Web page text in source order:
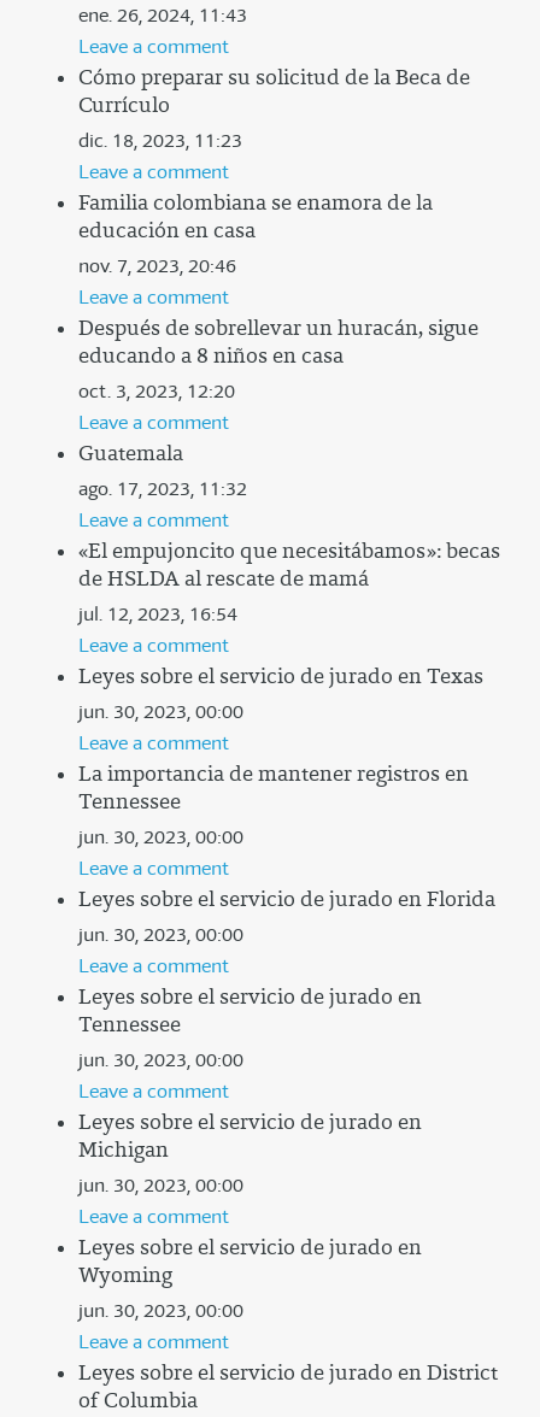
ene. 26, 2024, 11:43
Leave a comment
Cómo preparar su solicitud de la Beca de
Currículo
dic. 18, 2023, 11:23
Leave a comment
Familia colombiana se enamora de la
educación en casa
nov. 7, 2023, 20:46
Leave a comment
Después de sobrellevar un huracán, sigue
educando a 8 niños en casa
oct. 3, 2023, 12:20
Leave a comment
Guatemala
ago. 17, 2023, 11:32
Leave a comment
«El empujoncito que necesitábamos»: becas
de HSLDA al rescate de mamá
jul. 12, 2023, 16:54
Leave a comment
Leyes sobre el servicio de jurado en Texas
jun. 30, 2023, 00:00
Leave a comment
La importancia de mantener registros en
Tennessee
jun. 30, 2023, 00:00
Leave a comment
Leyes sobre el servicio de jurado en Florida
jun. 30, 2023, 00:00
Leave a comment
Leyes sobre el servicio de jurado en
Tennessee
jun. 30, 2023, 00:00
Leave a comment
Leyes sobre el servicio de jurado en
Michigan
jun. 30, 2023, 00:00
Leave a comment
Leyes sobre el servicio de jurado en
Wyoming
jun. 30, 2023, 00:00
Leave a comment
Leyes sobre el servicio de jurado en District
of Columbia